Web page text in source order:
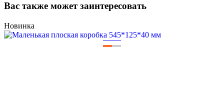
Вас также может заинтересовать
Новинка
——